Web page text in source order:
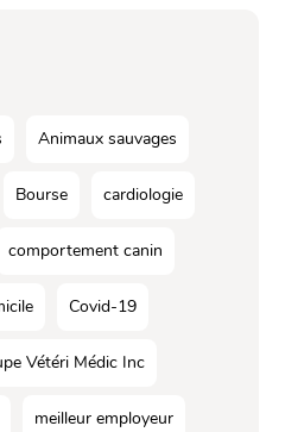
Animaux sauvages
Bourse cardiologie
comportement canin
Covid-19
Vétéri Médic Inc
meilleur employeur